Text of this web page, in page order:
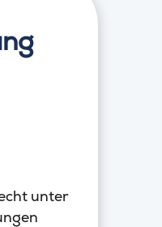
unter